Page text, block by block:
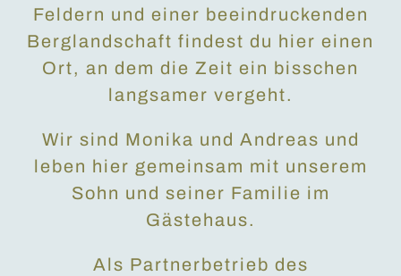
Feldern und einer beeindruckenden
Berglandschaft findest du hier einen
Ort, an dem die Zeit ein bisschen
langsamer vergeht.
Wir sind Monika und Andreas und
leben hier gemeinsam mit unserem
Sohn und seiner Familie im
Gästehaus.
Als Partnerbetrieb des